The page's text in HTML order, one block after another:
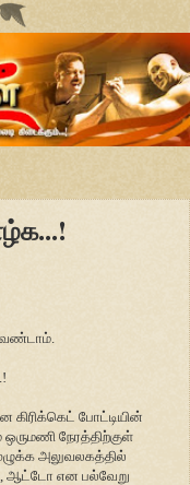
கிரிக்கெட் போட்டியின்
நேரத்திற்குள்
அலுவலகத்தில்
ஆட்டோ என பல்வேறு